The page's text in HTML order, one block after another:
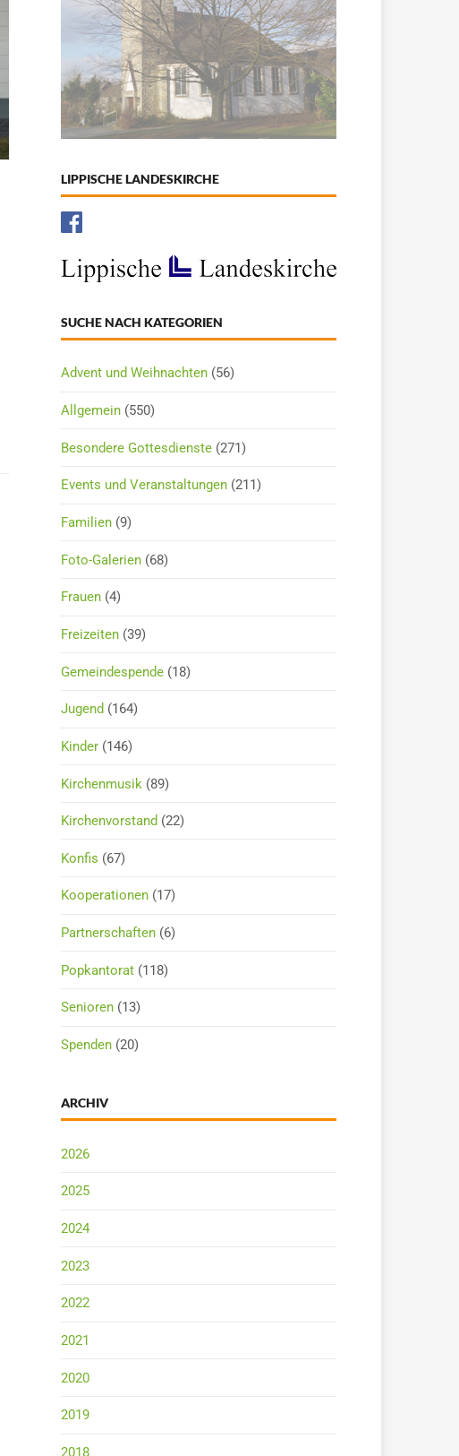
LIPPISCHE LANDESKIRCHE
SUCHE NACH KATEGORIEN
Advent und Weihnachten(56)
Allgemein(550)
Besondere Gottesdienste(271)
Events und Veranstaltungen(211)
Familien(9)
Foto-Galerien(68)
Frauen(4)
Freizeiten(39)
Gemeindespende(18)
Jugend (164)
Kinder(146)
Kirchenmusik (89)
Kirchenvorstand (22)
Konfis (67)
Kooperationen(17)
Partnerschaften(6)
Popkantorat(118)
Senioren(13)
Spenden(20)
ARCHIV
2026
2025
2024
2023
2022
2021
2020
2019
2018